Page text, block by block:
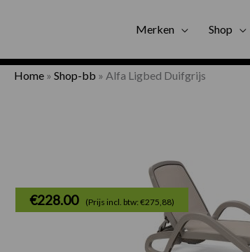
Merken Shop
Home » Shop-bb » Alfa Ligbed Duifgrijs
€228.00 (Prijs incl. btw: €275,88)